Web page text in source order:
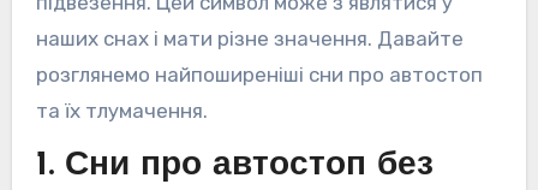
наших снах і мати різне значення. Давайте
розглянемо найпоширеніші сни про автостоп
та їх тлумачення.
1. Сни про автостоп без